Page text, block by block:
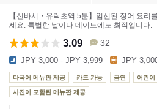
【신바시・유락초역 5분】엄선된 장어 요리
세요. 특별한 날이나 데이트에도 최적입니다.
3.09 32
JPY 3,000 - JPY 3,999 JPY
다국어 메뉴판 제공 카드 가능 금연 어린이
사진이 포함된 메뉴판 제공